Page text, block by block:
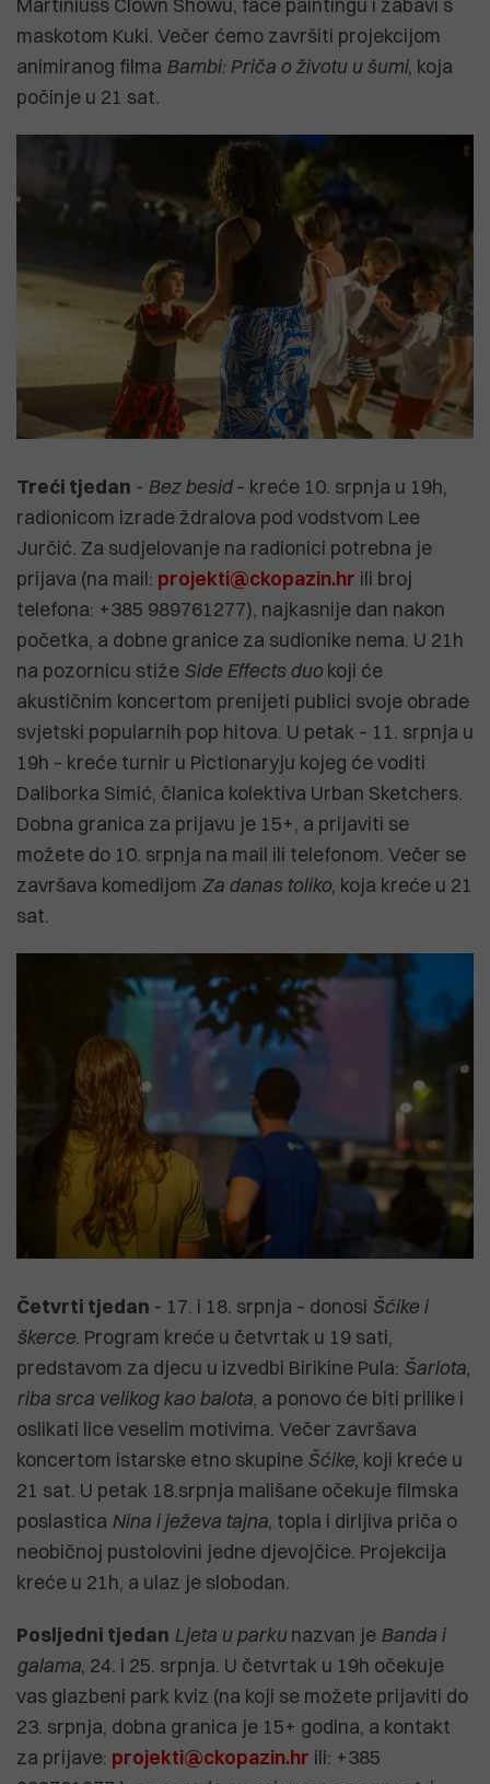
Martiniuss Clown Showu, face paintingu i zabavi s
maskotom Kuki. Večer ćemo završiti projekcijom
animiranog filma Bambi: Priča o životu u šumi, koja
počinje u 21 sat.
Treći tjedan - Bez besid– kreće 10. srpnja u 19h,
radionicom izrade ždralova pod vodstvom Lee
Jurčić. Za sudjelovanje na radionici potrebna je
prijava (na mail: projekti@ckopazin.hr ili broj
telefona: +385 989761277), najkasnije dan nakon
početka, a dobne granice za sudionike nema. U 21h
na pozornicu stiže Side Effects duo koji će
akustičnim koncertom prenijeti publici svoje obrade
svjetski popularnih pop hitova. U petak – 11. srpnja u
19h – kreće turnir u Pictionaryju kojeg će voditi
Daliborka Simić, članica kolektiva Urban Sketchers.
Dobna granica za prijavu je 15+, a prijaviti se
možete do 10. srpnja na mail ili telefonom. Večer se
završava komedijom Za danas toliko, koja kreće u 21
sat.
Četvrti tjedan - 17. i 18. srpnja – donosi Šćike i
škerce. Program kreće u četvrtak u 19 sati,
predstavom za djecu u izvedbi Birikine Pula: Šarlota,
riba srca velikog kao balota, a ponovo će biti prilike i
oslikati lice veselim motivima. Večer završava
koncertom istarske etno skupine Šćike, koji kreće u
21 sat. U petak 18.srpnja mališane očekuje filmska
poslastica Nina i ježeva tajna, topla i dirljiva priča o
neobičnoj pustolovini jedne djevojčice. Projekcija
kreće u 21h, a ulaz je slobodan.
Posljedni tjedan Ljeta u parkunazvan je Banda i
galama, 24. i 25. srpnja. U četvrtak u 19h očekuje
vas glazbeni park kviz (na koji se možete prijaviti do
23. srpnja, dobna granica je 15+ godina, a kontakt
za prijave: projekti@ckopazin.hr ili: +385